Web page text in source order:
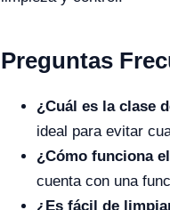
Preguntas
¿Cuál es la clase
ideal para evitar
¿Cómo funciona
cuenta con una
¿Es fácil de